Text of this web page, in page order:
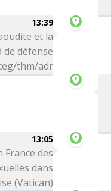
13:39
et la
défense
thm/adr
13:05
des
dans
(Vatican)